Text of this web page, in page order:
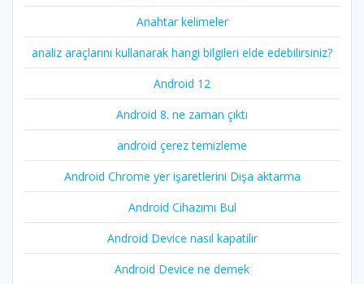
Anahtar kelimeler
analiz araçlarını kullanarak hangi bilgileri elde edebilirsiniz?
Android 12
Android 8. ne zaman çıktı
android çerez temizleme
Android Chrome yer işaretlerini Dışa aktarma
Android Cihazımı Bul
Android Device nasıl kapatilir
Android Device ne demek